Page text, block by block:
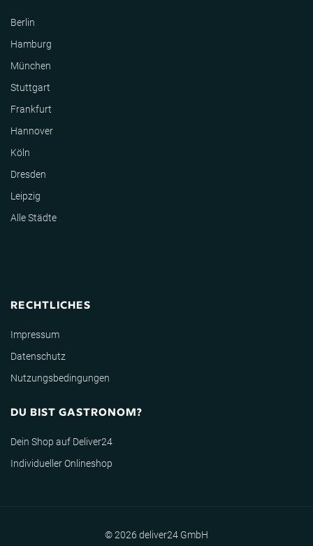
Berlin
Hamburg
München
Stuttgart
Frankfurt
Hannover
Köln
Dresden
Leipzig
Alle Städte
RECHTLICHES
Impressum
Datenschutz
Nutzungsbedingungen
DU BIST GASTRONOM?
Dein Shop auf Deliver24
Individueller Onlineshop
© 2026 deliver24 GmbH